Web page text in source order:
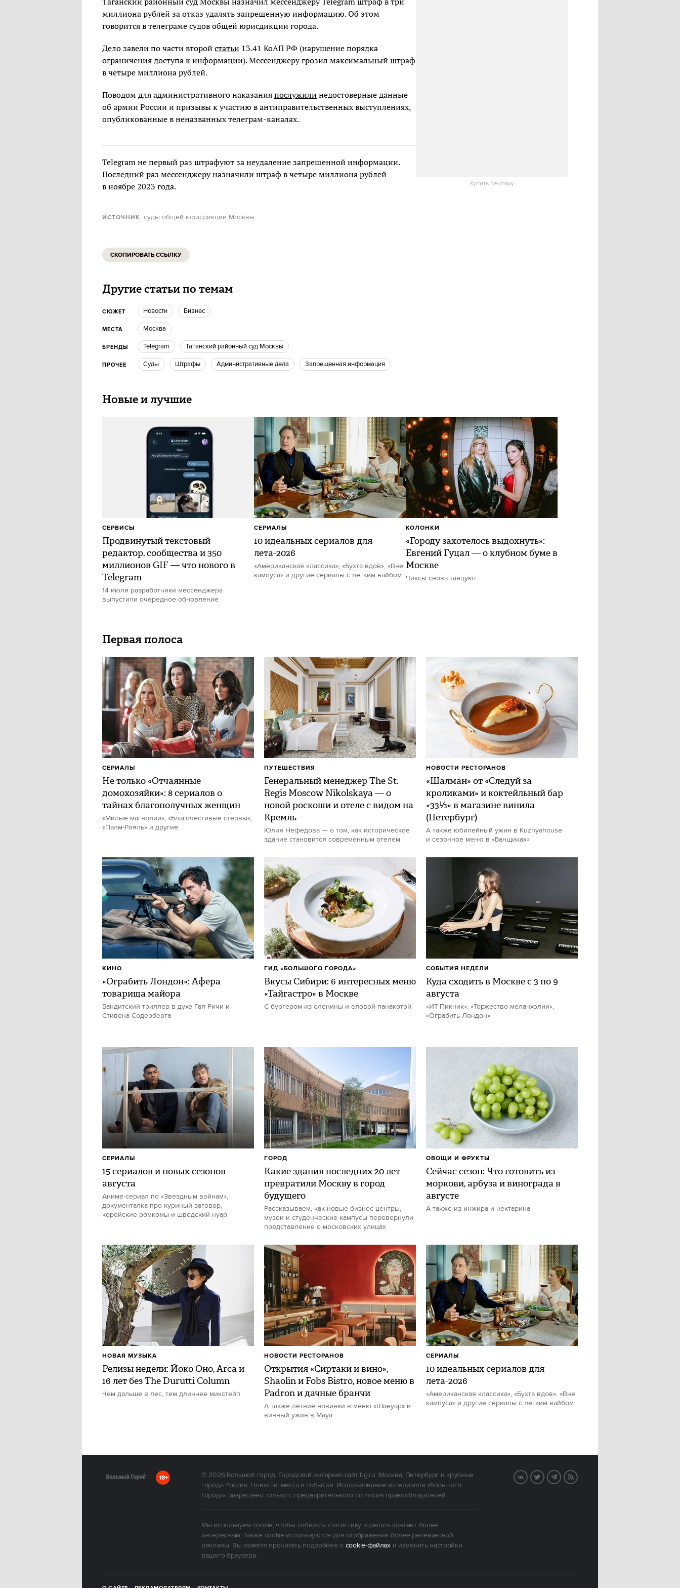
миллиона рублей за отказ удалять запрещенную информацию. Об этом
говорится в телеграме судов общей юрисдикции города.
Дело завели по части второй статьи 13.41 КоАП РФ (нарушение порядка
ограничения доступа к информации). Мессенджеру грозил максимальный штраф
в четыре миллиона рублей.
Поводом для административного наказанияпослужили недостоверные данные
об армии России и призывы к участию в антиправительственных выступлениях,
опубликованные в неназванных телеграм-каналах.
Telegram не первый раз штрафуют за неудаление запрещенной информации.
Последний раз мессенджеруназначили штраф в четыре миллиона рублей
в ноябре 2023 года.
ИСТОЧНИК: суды общей юрисдикции Москвы
Купить рекламу
СКОПИРОВАТЬ ССЫЛКУ
Другие статьи по темам
СЮЖЕТ новости бизнес
МЕСТА Москва
БРЕНДЫ telegram Таганский районный суд Москвы
ПРОЧЕЕ суды Штрафы административные дела запрещенная информация
Новые и лучшие
Продвинутый текстовый
редактор, сообщества и 350
миллионов GIF — что нового в
Telegram
14 июля разработчики мессенджера
выпустили очередное обновление
СЕРВИСЫ
10 идеальных сериалов для
лета-2026
«Американская классика», «Бухта вдов», «Вне
кампуса» и другие сериалы с легким вайбом
СЕРИАЛЫ
«Городу захотелось выдохнуть»:
Евгений Гуцал — о клубном буме в
Москве
Чиксы снова танцуют
КОЛОНКИ
Первая полоса
Не только «Отчаянные
домохозяйки»: 8 сериалов о
тайнах благополучных женщин
«Милые магнолии», «Благочестивые стервы»,
«Палм-Рояль» и другие
СЕРИАЛЫ
Генеральный менеджер The St.
Regis Moscow Nikolskaya — о
новой роскоши и отеле с видом на
Кремль
Юлия Нефедова — о том, как историческое
здание становится современным отелем
ПУТЕШЕСТВИЯ
«Шалман» от «Следуй за
кроликами» и коктейльный бар
«33⅓» в магазине винила
(Петербург)
А также юбилейный ужин в Kuznyahouse
и сезонное меню в «Банщиках»
НОВОСТИ РЕСТОРАНОВ
«Ограбить Лондон»: Афера
товарища майора
Бандитский триллер в духе Гая Ричи и
Стивена Содерберга
КИНО
Вкусы Сибири: 6 интересных меню
«Тайгастро» в Москве
С бургером из оленины и еловой панакотой
ГИД «БОЛЬШОГО ГОРОДА»
Куда сходить в Москве с 3 по 9
августа
«ИТ-Пикник», «Торжество меланхолии»,
«Ограбить Лондон»
СОБЫТИЯ НЕДЕЛИ
15 сериалов и новых сезонов
августа
Аниме-сериал по «Звездным войнам»,
документалка про куриный заговор,
корейские ромкомы и шведский нуар
СЕРИАЛЫ
Какие здания последних 20 лет
превратили Москву в город
будущего
Рассказываем, как новые бизнес-центры,
музеи и студенческие кампусы перевернули
представление о московских улицах
ГОРОД
Сейчас сезон: Что готовить из
моркови, арбуза и винограда в
августе
А также из инжира и нектарина
ОВОЩИ И ФРУКТЫ
Релизы недели: Йоко Оно, Arca и
16 лет без The Durutti Column
Чем дальше в лес, тем длиннее микстейп
НОВАЯ МУЗЫКА
Открытия «Сиртаки и вино»,
Shaolin и Fobs Bistro, новое меню в
Padron и дачные бранчи
А также летние новинки в меню «Шануар» и
винный ужин в Maya
НОВОСТИ РЕСТОРАНОВ
10 идеальных сериалов для
лета-2026
«Американская классика», «Бухта вдов», «Вне
кампуса» и другие сериалы с легким вайбом
СЕРИАЛЫ
18+ © 2026Большой город. Городской интернет-сайт bg.ru. Москва, Петербург и крупные
города России. Новости, места и события. Использование материалов «Большого
Города» разрешено только с предварительного согласия правообладателей.
Мы используем cookie, чтобы собирать статистику и делать контент более
интересным. Также cookie используются для отображения более релевантной
рекламы. Вы можете прочитать подробнее о cookie-файлахи изменить настройки
вашего браузера.
VK TwitterTelegram
RSS